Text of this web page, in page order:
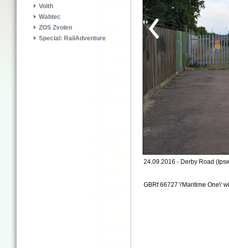
Voith
Wabtec
ZOS Zvolen
Special: RailAdventure
24.09.2016 - Derby Road
GBRf 66727 \'Maritime One\'